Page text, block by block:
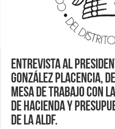
Entrevista al
González Placencia,
Mesa de Trabajo con
de Hacienda y
de la ALDF.